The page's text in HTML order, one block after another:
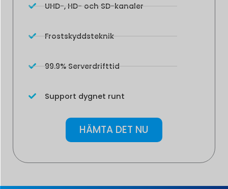
UHD-, HD- och SD-kanaler
Frostskyddsteknik
99.9% Serverdrifttid
Support dygnet runt
HÄMTA DET NU